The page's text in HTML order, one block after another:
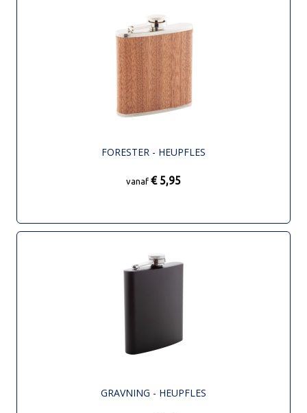
FORESTER - HEUPFLES
vanaf € 5,95
GRAVNING - HEUPFLES